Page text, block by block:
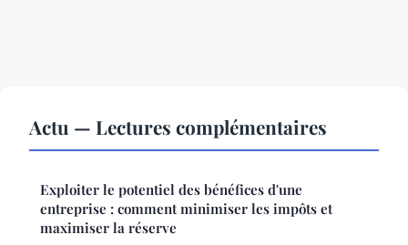
Actu — Lectures complémentaires
Exploiter le potentiel des bénéfices d'une
entreprise : comment minimiser les impôts et
maximiser la réserve